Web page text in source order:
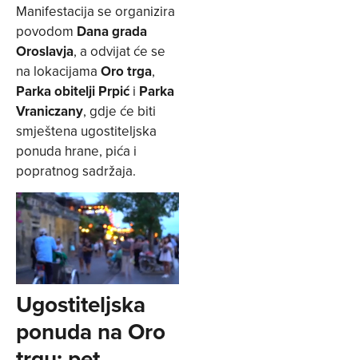
Manifestacija se organizira
povodom Dana grada
Oroslavja, a odvijat će se
na lokacijama Oro trga,
Parka obitelji Prpić i Parka
Vraniczany, gdje će biti
smještena ugostiteljska
ponuda hrane, pića i
popratnog sadržaja.
Ugostiteljska
ponuda na Oro